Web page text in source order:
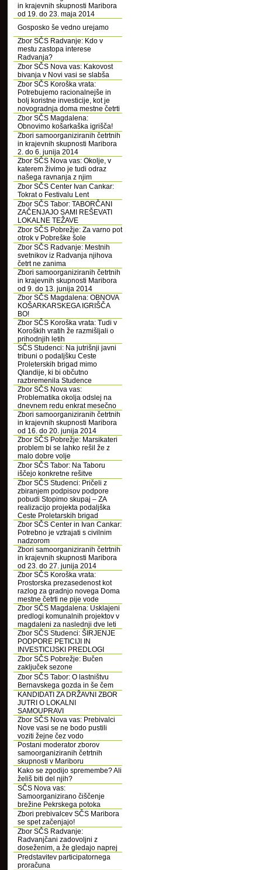
in krajevnih skupnosti Maribora
od 19. do 23. maja 2014
Gosposko še vedno urejamo
Zbor SČS Radvanje: Kdo v
mestu zastopa interese
Radvanja?
Zbor SČS Nova vas: Kakovost
bivanja v Novi vasi se slabša
Zbor SČS Koroška vrata:
Potrebujemo racionalnejše in
bolj koristne investicije, kot je
novogradnja doma mestne četrti
Zbor SČS Magdalena:
Obnovimo košarkaška igrišča!
Zbori samoorganiziranih četrtnih
in krajevnih skupnosti Maribora
2. do 6. junija 2014
Zbor SČS Nova vas: Okolje, v
katerem živimo je tudi odraz
našega ravnanja z njim
Zbor SČS Center Ivan Cankar:
Tokrat o Festivalu Lent
Zbor SČS Tabor: TABORČANI
ZAČENJAJO SAMI REŠEVATI
LOKALNE TEŽAVE
Zbor SČS Pobrežje: Za varno pot
otrok v Pobreške šole
Zbor SČS Radvanje: Mestnih
svetnikov iz Radvanja njihova
četrt ne zanima
Zbori samoorganiziranih četrtnih
in krajevnih skupnosti Maribora
od 9. do 13. junija 2014
Zbor SČS Magdalena: OBNOVA
KOŠARKARSKEGA IGRIŠČA
BO!
Zbor SČS Koroška vrata: Tudi v
Koroških vratih že razmišljali o
prihodnjih letih
SČS Studenci: Na jutrišnji javni
tribuni o podaljšku Ceste
Proleterskih brigad mimo
Qlandije, ki bi občutno
razbremenila Studence
Zbor SČS Nova vas:
Problematika okolja odslej na
dnevnem redu enkrat mesečno
Zbori samoorganiziranih četrtnih
in krajevnih skupnosti Maribora
od 16. do 20. junija 2014
Zbor SČS Pobrežje: Marsikateri
problem bi se lahko rešil že z
malo dobre volje
Zbor SČS Tabor: Na Taboru
iščejo konkretne rešitve
Zbor SČS Studenci: Pričeli z
zbiranjem podpisov podpore
pobudi Stopimo skupaj – ZA
realizacijo projekta podaljška
Ceste Proletarskih brigad
Zbor SČS Center in Ivan Cankar:
Potrebno je vztrajati s civilnim
nadzorom
Zbori samoorganiziranih četrtnih
in krajevnih skupnosti Maribora
od 23. do 27. junija 2014
Zbor SČS Koroška vrata:
Prostorska prezasedenost kot
razlog za gradnjo novega Doma
mestne četrti ne pije vode
Zbor SČS Magdalena: Usklajeni
predlogi komunalnih projektov v
magdaleni za naslednji dve leti
Zbor SČS Studenci: ŠIRJENJE
PODPORE PETICIJI IN
INVESTICIJSKI PREDLOGI
Zbor SČS Pobrežje: Bučen
zaključek sezone
Zbor SČS Tabor: O lastništvu
Bernavskega gozda in še čem
KANDIDATI ZA DRŽAVNI ZBOR
JUTRI O LOKALNI
SAMOUPRAVI
Zbor SČS Nova vas: Prebivalci
Nove vasi se ne bodo pustili
voziti žejne čez vodo
Postani moderator zborov
samoorganiziranih četrtnih
skupnosti v Mariboru
Kako se zgodijo spremembe? Ali
želiš biti del njih?
SČS Nova vas:
Samoorganizirano čiščenje
brežine Pekrskega potoka
Zbori prebivalcev SČS Maribora
se spet začenjajo!
Zbor SČS Radvanje:
Radvanjčani zadovoljni z
doseženim, a že gledajo naprej
Predstavitev participatornega
proračuna